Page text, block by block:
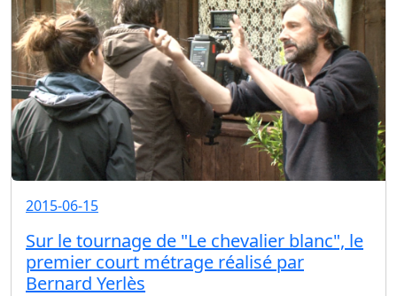
2015-06-15
Sur le tournage de "Le chevalier blanc", le
premier court métrage réalisé par
Bernard Yerlès